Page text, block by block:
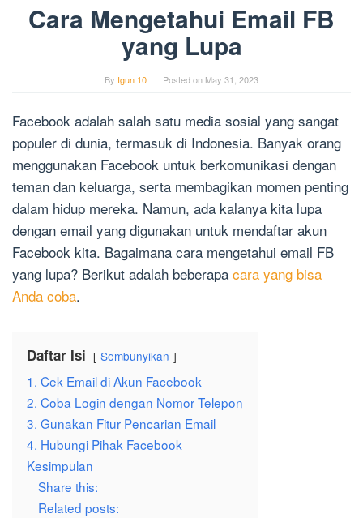
Cara Mengetahui Email FB
yang Lupa
By Igun 10 Posted on May 31, 2023
Facebook adalah salah satu media sosial yang sangat
populer di dunia, termasuk di Indonesia. Banyak orang
menggunakan Facebook untuk berkomunikasi dengan
teman dan keluarga, serta membagikan momen penting
dalam hidup mereka. Namun, ada kalanya kita lupa
dengan email yang digunakan untuk mendaftar akun
Facebook kita. Bagaimana cara mengetahui email FB
yang lupa? Berikut adalah beberapa cara yang bisa
Anda coba.
Daftar Isi Sembunyikan
1. Cek Email di Akun Facebook
2. Coba Login dengan Nomor Telepon
3. Gunakan Fitur Pencarian Email
4. Hubungi Pihak Facebook
Kesimpulan
Share this:
Related posts: